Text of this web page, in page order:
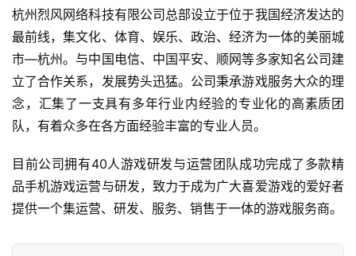
游
戏
业
界
机
游
戏
单
杭州烈风网络科技有限公司总部设立于位于我国经济发达的
最前线，集文化、体育、娱乐、政治、经济为一体的美丽城
市—杭州。与中国电信、中国平安、顺网等多家知名公司建
立了合作关系，发展势头迅猛。公司秉承游戏服务大众的理
念，汇集了一支具有多年行业内经验的专业化的高素质团
队，有着众多在各方面经验丰富的专业人员。
目前公司拥有40人游戏研发与运营团队成功完成了多款精
品手机游戏运营与研发，致力于成为广大喜爱游戏的爱好者
提供一个集运营、研发、服务、销售于一体的游戏服务商。